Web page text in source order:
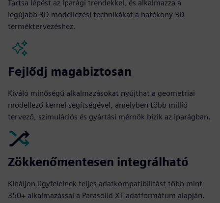
Tartsa lépést az iparági trendekkel, és alkalmazza a
legújabb 3D modellezési technikákat a hatékony 3D
terméktervezéshez.
Fejlődj magabiztosan
Kiváló minőségű alkalmazásokat nyújthat a geometriai
modellező kernel segítségével, amelyben több millió
tervező, szimulációs és gyártási mérnök bízik az iparágban.
Zökkenőmentesen integrálható
Kínáljon ügyfeleinek teljes adatkompatibilitást több mint
350+ alkalmazással a Parasolid XT adatformátum alapján.